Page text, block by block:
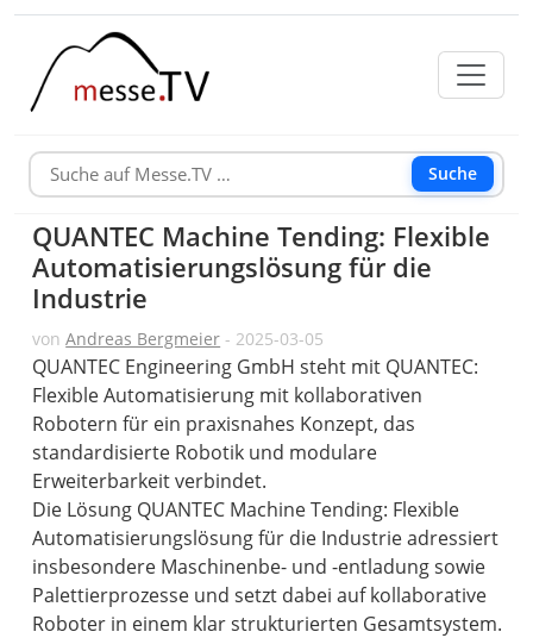
Suche
QUANTEC Machine Tending: Flexible
Automatisierungslösung für die
Industrie
vonAndreas Bergmeier - 2025-03-05
QUANTEC Engineering GmbH steht mit QUANTEC:
Flexible Automatisierung mit kollaborativen
Robotern für ein praxisnahes Konzept, das
standardisierte Robotik und modulare
Erweiterbarkeit verbindet.
Die Lösung QUANTEC Machine Tending: Flexible
Automatisierungslösung für die Industrie adressiert
insbesondere Maschinenbe- und -entladung sowie
Palettierprozesse und setzt dabei auf kollaborative
Roboter in einem klar strukturierten Gesamtsystem.